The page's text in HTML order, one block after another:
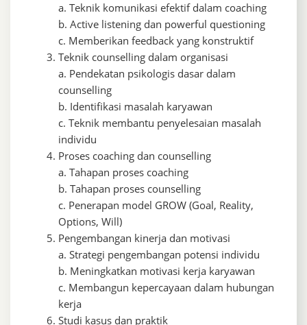
a. Teknik komunikasi efektif dalam coaching
b. Active listening dan powerful questioning
c. Memberikan feedback yang konstruktif
Teknik counselling dalam organisasi
a. Pendekatan psikologis dasar dalam
counselling
b. Identifikasi masalah karyawan
c. Teknik membantu penyelesaian masalah
individu
Proses coaching dan counselling
a. Tahapan proses coaching
b. Tahapan proses counselling
c. Penerapan model GROW (Goal, Reality,
Options, Will)
Pengembangan kinerja dan motivasi
a. Strategi pengembangan potensi individu
b. Meningkatkan motivasi kerja karyawan
c. Membangun kepercayaan dalam hubungan
kerja
Studi kasus dan praktik